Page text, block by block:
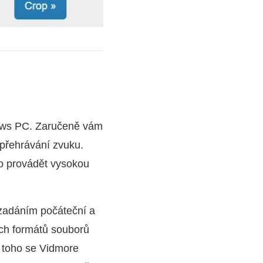
PC. Zaručeně vám
zvuku.
provádět vysokou
počáteční a
formátů souborů
se Vidmore